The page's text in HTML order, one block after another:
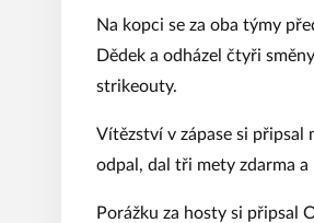
Na kopci se za oba týmy
Dědek a odházel čtyři
strikeouty.
Vítězství v zápase si připsal
odpal, dal tři mety zdarma
Porážku za hosty si připsal